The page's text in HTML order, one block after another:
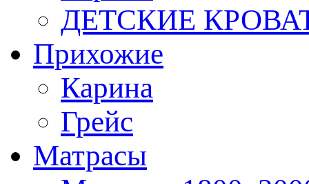
ДЕТСКИЕ
Прихожие
Карина
Грейс
Матрасы